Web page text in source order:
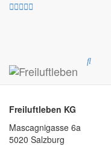
Kontakt
Freiluftleben KG
Mascagnigasse 6a
5020 Salzburg